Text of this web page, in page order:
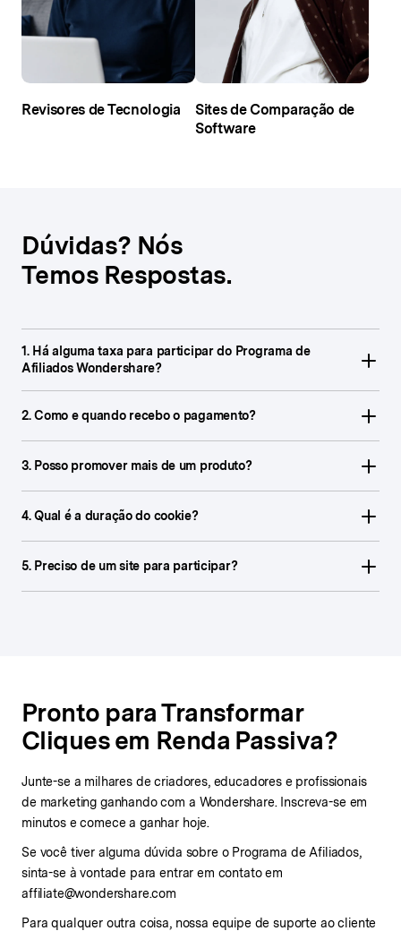
Revisores de Tecnologia
Sites de Comparação de
Software
Dúvidas? Nós
Temos Respostas.
1. Há alguma taxa para participar do Programa de
Afiliados Wondershare?
Não! Participar do programa de afiliados é 100% gratuito.
2. Como e quando recebo o pagamento?
Você receberá sua comissão via PayPal ou transferência
bancária mensalmente, desde que seu saldo exceda o limite
3. Posso promover mais de um produto?
Absolutamente. Você pode promover quantos produtos
Wondershare quiser.
4. Qual é a duração do cookie?
O cookie de rastreamento dura 30 dias, dependendo do
produto. Isso significa que você continuará ganhando
comissões se os usuários retornarem dentro desse período
para concluir a compra.
5. Preciso de um site para participar?
Não, embora um site ajude, você também pode promover
Pronto para Transformar
Cliques em Renda Passiva?
Junte-se a milhares de criadores, educadores e profissionais
de marketing ganhando com a Wondershare. Inscreva-se em
minutos e comece a ganhar hoje.
Se você tiver alguma dúvida sobre o Programa de Afiliados,
sinta-se à vontade para entrar em contato em
affiliate@wondershare.com
Para qualquer outra coisa, nossa equipe de suporte ao cliente